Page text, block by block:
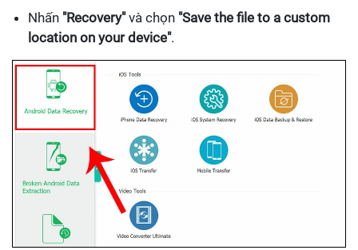
Nhấn "Recovery"và chọn "Save the file to a custom
location on your device".